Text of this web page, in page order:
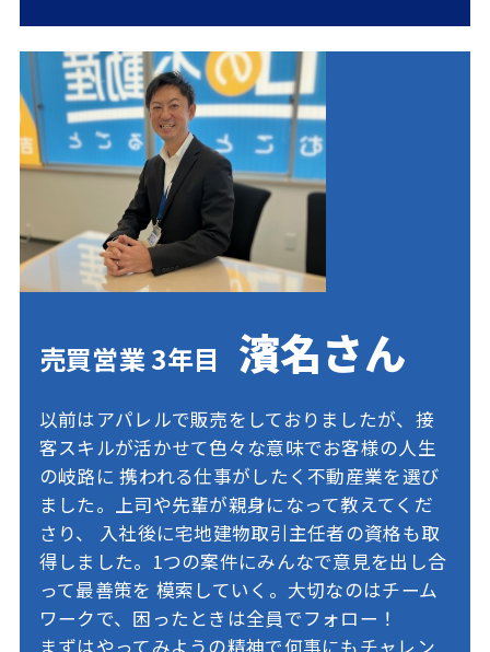
売買営業 3年目 濱名さん
以前はアパレルで販売をしておりましたが、接
客スキルが活かせて色々な意味でお客様の人生
の岐路に 携われる仕事がしたく不動産業を選び
ました。上司や先輩が親身になって教えてくだ
さり、
入社後に宅地建物取引主任者の資格も取
得しました。1つの案件にみんなで意見を出し合
って最善策を 模索していく。大切なのはチーム
ワークで、困ったときは全員でフォロー！